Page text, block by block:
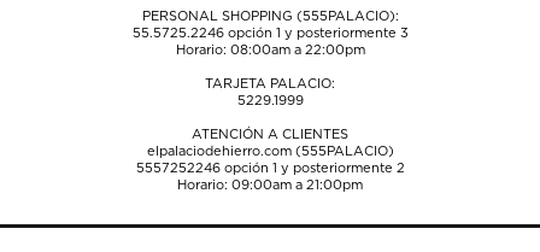
PERSONAL SHOPPING (555PALACIO):
55.5725.2246opción 1 y posteriormente 3
Horario: 08:00am a 22:00pm
TARJETA PALACIO:
5229.1999
ATENCIÓN A CLIENTES
elpalaciodehierro.com (555PALACIO)
5557252246opción 1 y posteriormente 2
Horario: 09:00am a 21:00pm